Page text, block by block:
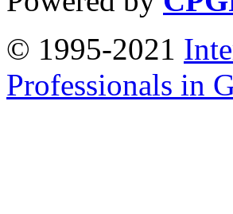
© 1995-2021
Professionals in